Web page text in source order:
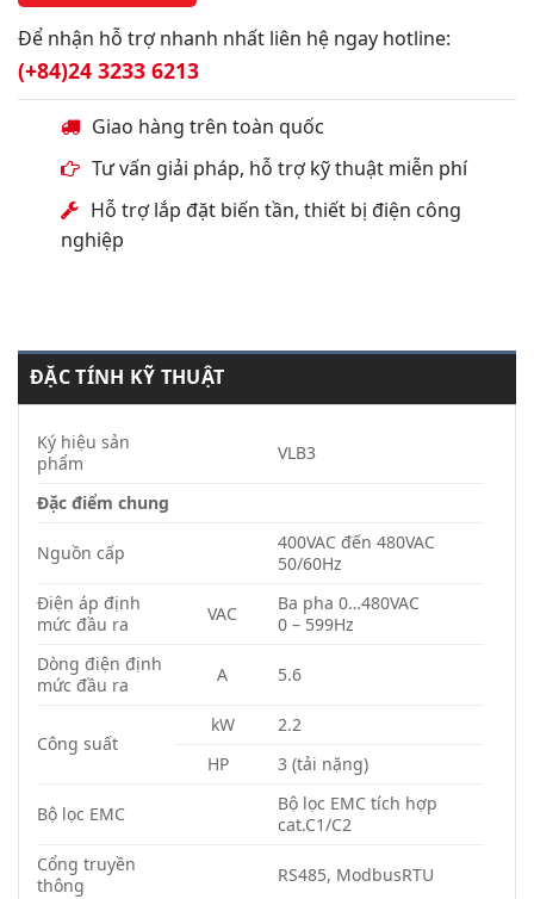
Để nhận hỗ trợ nhanh nhất liên hệ ngay hotline:
(+84)24 3233 6213
Giao hàng trên toàn quốc
Tư vấn giải pháp, hỗ trợ kỹ thuật miễn phí
Hỗ trợ lắp đặt biến tần, thiết bị điện công
nghiệp
ĐẶC TÍNH KỸ THUẬT
Ký hiệu sản
phẩm
VLB3
Đặc điểm chung
Nguồn cấp
400VAC đến 480VAC
50/60Hz
Điện áp định
mức đầu ra
VAC
Ba pha 0…480VAC
0 – 599Hz
Dòng điện định
mức đầu ra
A 5.6
Công suất
kW
2.2
HP
3 (tải nặng)
Bộ lọc EMC
Bộ lọc EMC tích hợp
cat.C1/C2
Cổng truyền
thông
RS485, ModbusRTU